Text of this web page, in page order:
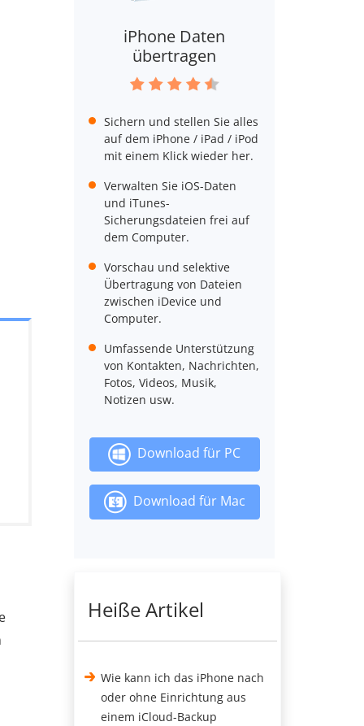
iPhone Daten
übertragen
Sichern und stellen Sie alles
auf dem iPhone / iPad / iPod
mit einem Klick wieder her.
Verwalten Sie iOS-Daten
und iTunes-
Sicherungsdateien frei auf
dem Computer.
Vorschau und selektive
Übertragung von Dateien
zwischen iDevice und
Computer.
Umfassende Unterstützung
von Kontakten, Nachrichten,
Fotos, Videos, Musik,
Notizen usw.
Download für PC
Download für Mac
Heiße Artikel
Wie kann ich das iPhone nach
oder ohne Einrichtung aus
einem iCloud-Backup